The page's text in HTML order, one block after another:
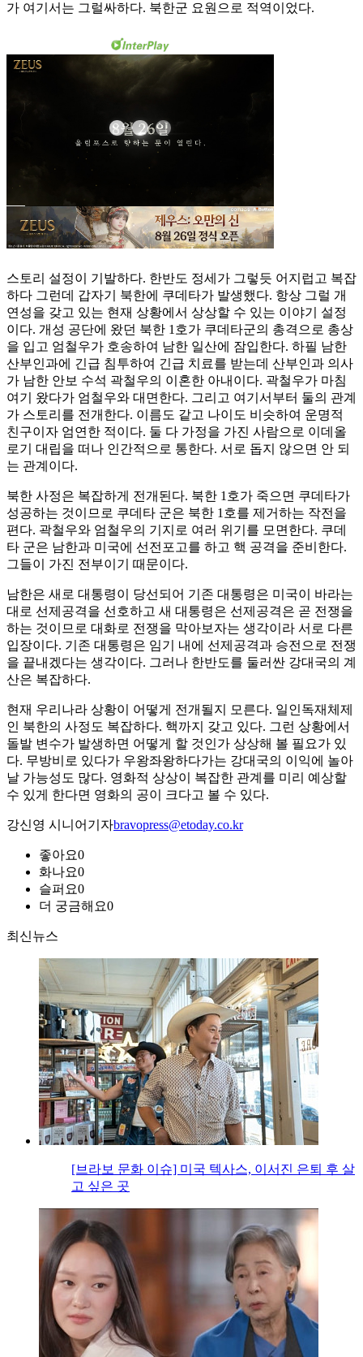
가 여기서는 그럴싸하다. 북한군 요원으로 적역이었다.
스토리 설정이 기발하다. 한반도 정세가 그렇듯 어지럽고 복잡
하다 그런데 갑자기 북한에 쿠데타가 발생했다. 항상 그럴 개
연성을 갖고 있는 현재 상황에서 상상할 수 있는 이야기 설정
이다. 개성 공단에 왔던 북한 1호가 쿠데타군의 총격으로 총상
을 입고 엄철우가 호송하여 남한 일산에 잠입한다. 하필 남한
산부인과에 긴급 침투하여 긴급 치료를 받는데 산부인과 의사
가 남한 안보 수석 곽철우의 이혼한 아내이다. 곽철우가 마침
여기 왔다가 엄철우와 대면한다. 그리고 여기서부터 둘의 관계
가 스토리를 전개한다. 이름도 같고 나이도 비슷하여 운명적
친구이자 엄연한 적이다. 둘 다 가정을 가진 사람으로 이데올
로기 대립을 떠나 인간적으로 통한다. 서로 돕지 않으면 안 되
는 관계이다.
북한 사정은 복잡하게 전개된다. 북한 1호가 죽으면 쿠데타가
성공하는 것이므로 쿠데타 군은 북한 1호를 제거하는 작전을
편다. 곽철우와 엄철우의 기지로 여러 위기를 모면한다. 쿠데
타 군은 남한과 미국에 선전포고를 하고 핵 공격을 준비한다.
그들이 가진 전부이기 때문이다.
남한은 새로 대통령이 당선되어 기존 대통령은 미국이 바라는
대로 선제공격을 선호하고 새 대통령은 선제공격은 곧 전쟁을
하는 것이므로 대화로 전쟁을 막아보자는 생각이라 서로 다른
입장이다. 기존 대통령은 임기 내에 선제공격과 승전으로 전쟁
을 끝내겠다는 생각이다. 그러나 한반도를 둘러싼 강대국의 계
산은 복잡하다.
현재 우리나라 상황이 어떻게 전개될지 모른다. 일인독재체제
인 북한의 사정도 복잡하다. 핵까지 갖고 있다. 그런 상황에서
돌발 변수가 발생하면 어떻게 할 것인가 상상해 볼 필요가 있
다. 무방비로 있다가 우왕좌왕하다가는 강대국의 이익에 놀아
날 가능성도 많다. 영화적 상상이 복잡한 관계를 미리 예상할
수 있게 한다면 영화의 공이 크다고 볼 수 있다.
강신영 시니어기자bravopress@etoday.co.kr
좋아요0
화나요0
슬퍼요0
더 궁금해요0
최신뉴스
[브라보 문화 이슈] 미국 텍사스, 이서진 은퇴 후 살
고 싶은 곳